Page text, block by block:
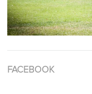
FACEBOOK